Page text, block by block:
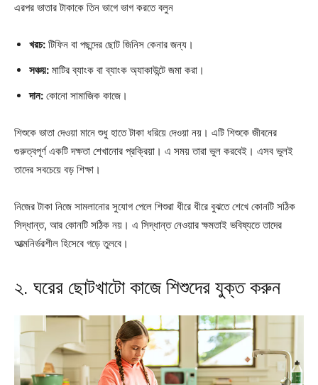
এরপর ভাতার টাকাকে তিন ভাগে ভাগ করতে বলুন
খরচ: টিফিন বা পছন্দের ছোট জিনিস কেনার জন্য।
সঞ্চয়: মাটির ব্যাংক বা ব্যাংক অ্যাকাউন্টে জমা করা।
দান: কোনো সামাজিক কাজে।
শিশুকে ভাতা দেওয়া মানে শুধু হাতে টাকা ধরিয়ে দেওয়া নয়। এটি শিশুকে জীবনের
গুরুত্বপূর্ণ একটি দক্ষতা শেখানোর প্রক্রিয়া। এ সময় তারা ভুল করবেই। এসব ভুলই
তাদের সবচেয়ে বড় শিক্ষা।
নিজের টাকা নিজে সামলানোর সুযোগ পেলে শিশুরা ধীরে ধীরে বুঝতে শেখে কোনটি সঠিক
সিদ্ধান্ত, আর কোনটি সঠিক নয়। এ সিদ্ধান্ত নেওয়ার ক্ষমতাই ভবিষ্যতে তাদের
আত্মনির্ভরশীল হিসেবে গড়ে তুলবে।
২. ঘরের ছোটখাটো কাজে শিশুদের যুক্ত করুন